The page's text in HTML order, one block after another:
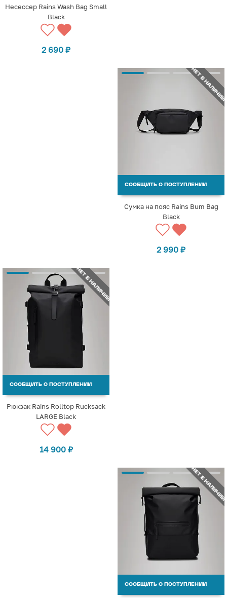
Несессер Rains Wash Bag Small
Black
2 690 ₽
НЕТ В НАЛИЧИИ
СООБЩИТЬ О ПОСТУПЛЕНИИ
Сумка на пояс Rains Bum Bag
Black
2 990 ₽
НЕТ В НАЛИЧИИ
СООБЩИТЬ О ПОСТУПЛЕНИИ
Рюкзак Rains Rolltop Rucksack
LARGE Black
14 900 ₽
НЕТ В НАЛИЧИИ
СООБЩИТЬ О ПОСТУПЛЕНИИ